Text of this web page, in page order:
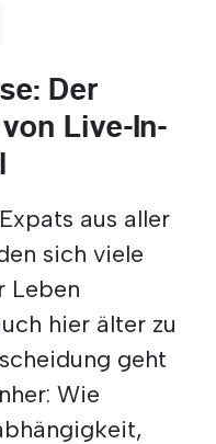
Der
Live-In-
aus aller
sich viele
Leben
hier älter zu
geht
Wie